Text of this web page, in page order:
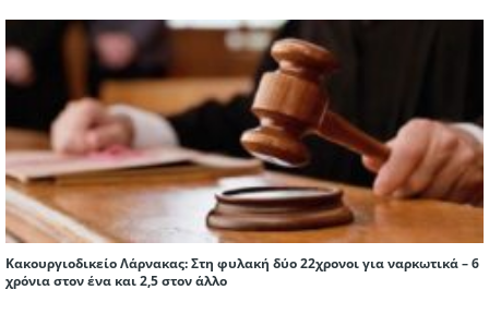
Κακουργιοδικείο Λάρνακας: Στη φυλακή δύο 22χρονοι για ναρκωτικά – 6
χρόνια στον ένα και 2,5 στον άλλο